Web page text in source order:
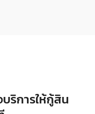
ริการให้กู้สิน